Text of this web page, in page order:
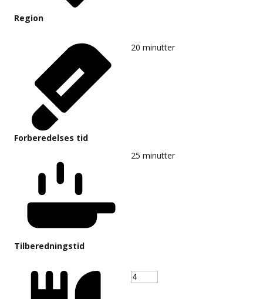
Region
Forberedelses tid
20 minutter
Tilberedningstid
25 minutter